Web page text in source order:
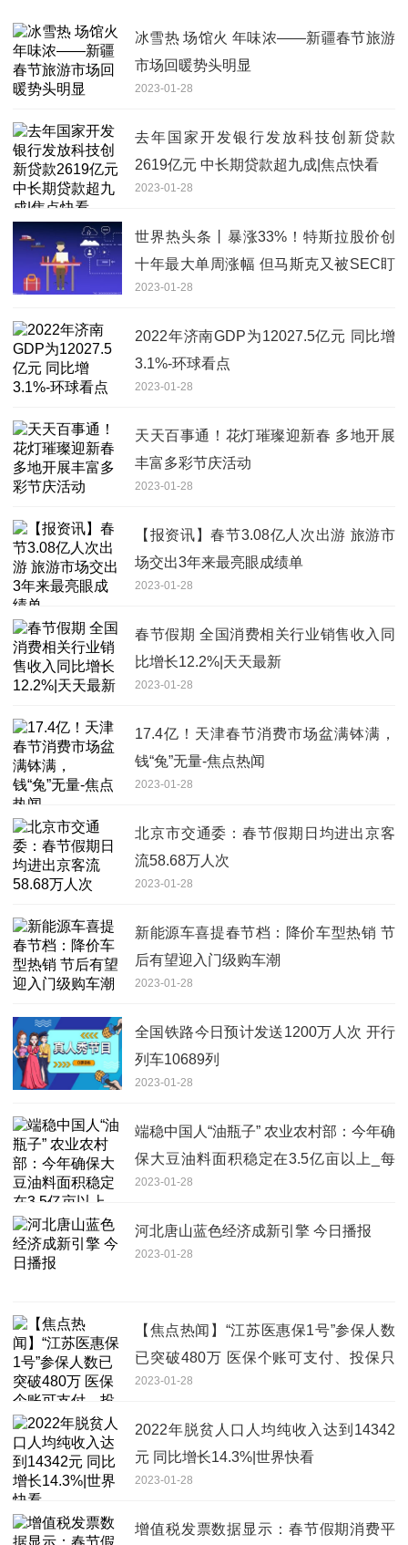
冰雪热 场馆火 年味浓——新疆春节旅游
市场回暖势头明显
2023-01-28
去年国家开发银行发放科技创新贷款
2619亿元 中长期贷款超九成|焦点快看
2023-01-28
世界热头条丨暴涨33%！特斯拉股价创
十年最大单周涨幅 但马斯克又被SEC盯
上了
2023-01-28
2022年济南GDP为12027.5亿元 同比增
3.1%-环球看点
2023-01-28
天天百事通！花灯璀璨迎新春 多地开展
丰富多彩节庆活动
2023-01-28
【报资讯】春节3.08亿人次出游 旅游市
场交出3年来最亮眼成绩单
2023-01-28
春节假期 全国消费相关行业销售收入同
比增长12.2%|天天最新
2023-01-28
17.4亿！天津春节消费市场盆满钵满，
钱“兔”无量-焦点热闻
2023-01-28
北京市交通委：春节假期日均进出京客
流58.68万人次
2023-01-28
新能源车喜提春节档：降价车型热销 节
后有望迎入门级购车潮
2023-01-28
全国铁路今日预计发送1200万人次 开行
列车10689列
2023-01-28
端稳中国人“油瓶子” 农业农村部：今年确
保大豆油料面积稳定在3.5亿亩以上_每
日热文
2023-01-28
河北唐山蓝色经济成新引擎 今日播报
2023-01-28
【焦点热闻】“江苏医惠保1号”参保人数
已突破480万 医保个账可支付、投保只
剩最后3天
2023-01-28
2022年脱贫人口人均纯收入达到14342
元 同比增长14.3%|世界快看
2023-01-28
增值税发票数据显示：春节假期消费平